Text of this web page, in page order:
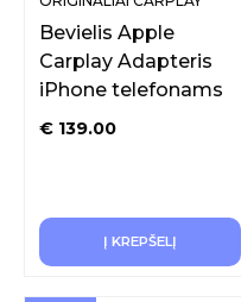
Bevielis Apple
Carplay Adapteris
iPhone telefonams
€ 139.00
Į KREPŠELĮ